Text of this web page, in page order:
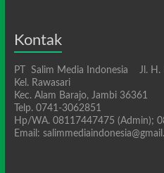
Kontak
PT Salim Media Indonesia Jl. H.
Kel. Rawasari
Kec. Alam Barajo, Jambi 36361
Telp. 0741-3062851
Hp/WA. 08117447475 (Admin);
Email: